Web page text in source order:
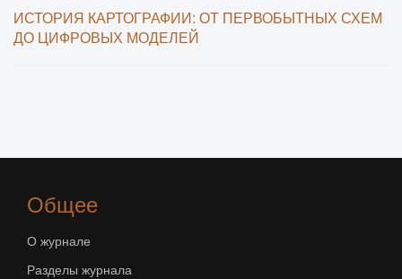
ИСТОРИЯ КАРТОГРАФИИ: ОТ ПЕРВОБЫТНЫХ СХЕМ
ДО ЦИФРОВЫХ МОДЕЛЕЙ
Общее
О журнале
Разделы журнала